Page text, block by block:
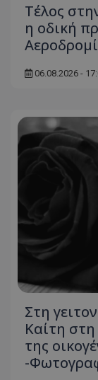
Τέλος
η οδική
06.08.2026 -
Στη
Καίτη
της
-